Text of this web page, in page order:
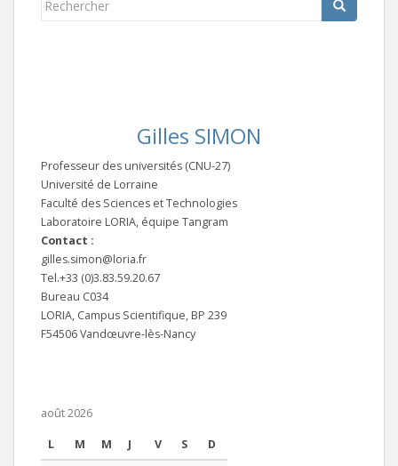
Gilles SIMON
Professeur des universités (CNU-27)
Université de Lorraine
Faculté des Sciences et Technologies
Laboratoire LORIA, équipe Tangram
Contact :
gilles.simon@loria.fr
Tel.+33 (0)3.83.59.20.67
Bureau C034
LORIA, Campus Scientifique, BP 239
F54506 Vandœuvre-lès-Nancy
août 2026
L M M J V S D